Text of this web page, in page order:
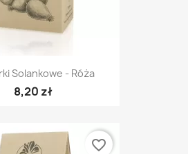
Solankowe - Róża
8,20 zł
favorite_border